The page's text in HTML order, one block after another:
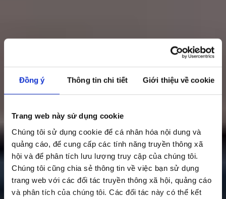
Đồng ý Thông tin chi tiết Giới thiệu về cookie
Trang web này sử dụng cookie
Chúng tôi sử dụng cookie để cá nhân hóa nội dung và
quảng cáo, để cung cấp các tính năng truyền thông xã
hội và để phân tích lưu lượng truy cập của chúng tôi.
Chúng tôi cũng chia sẻ thông tin về việc bạn sử dụng
trang web với các đối tác truyền thông xã hội, quảng cáo
và phân tích của chúng tôi. Các đối tác này có thể kết